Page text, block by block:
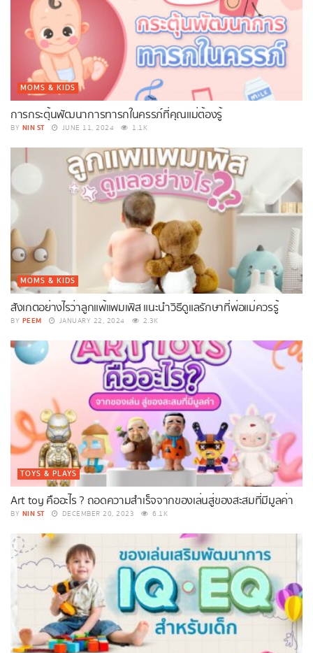
MOMS & KIDS
การกระตุ้นพัฒนาการทารกในครรภ์ที่คุณแม่ต้องรู้
BY NIN ST JUNE 11, 2024 1.1K
MOMS & KIDS
สังเกตอย่างไรว่าลูกแพ้แพมเพิส แนะนำวิธีดูแลรักษาที่พ่อแม่ควรรู้
BY PEEM JANUARY 22, 2024 2.3K
TOYS & PLAYS
Art toy คืออะไร ? ถอดความสำเร็จจากของเล่นสู่ของสะสมที่มีมูลค่า
BY NIN ST DECEMBER 20, 2023 6.1K